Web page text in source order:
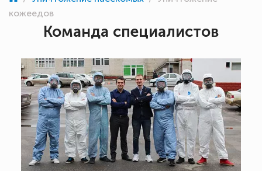
кожеедов
Команда специалистов